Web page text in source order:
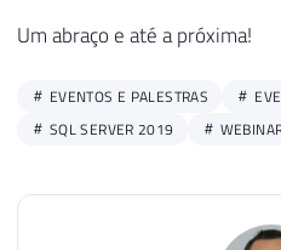
Um abraço e até a próxima!
EVENTOS E PALESTRAS
SQL SERVER 2019